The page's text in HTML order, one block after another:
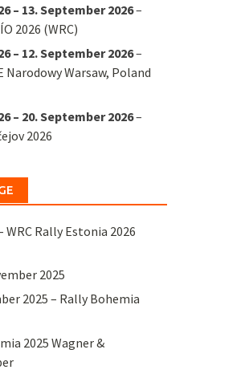
– 13. September 2026–
2026 (WRC)
– 12. September 2026–
Narodowy Warsaw, Poland
– 20. September 2026–
2026
WRC Rally Estonia 2026
2025
2025 – Rally Bohemia
2025 Wagner &